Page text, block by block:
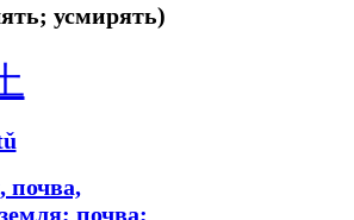
усмирять)
почва,
почва;